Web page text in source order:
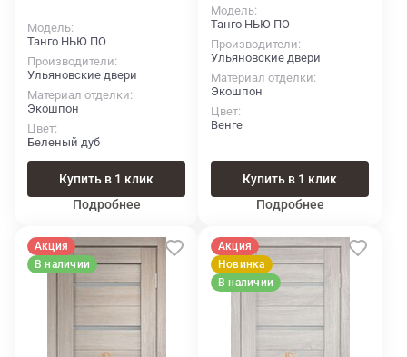
Модель
Танго НЬЮ ПО
Производители
Ульяновские двери
Материал отделки
Экошпон
Цвет
Беленый дуб
Купить в 1 клик
Подробнее
Модель
Танго НЬЮ ПО
Производители
Ульяновские двери
Материал отделки
Экошпон
Цвет
Венге
Купить в 1 клик
Подробнее
Акция
В наличии
Акция
Новинка
В наличии